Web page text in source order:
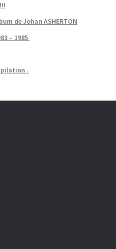
de Johan ASHERTON
– 1985
.